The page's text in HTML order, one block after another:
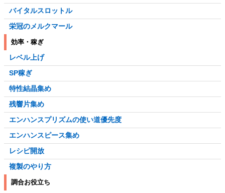
バイタルスロットル
栄冠のメルクマール
効率・稼ぎ
レベル上げ
SP稼ぎ
特性結晶集め
残響片集め
エンハンスプリズムの使い道優先度
エンハンスピース集め
レシピ開放
複製のやり方
調合お役立ち